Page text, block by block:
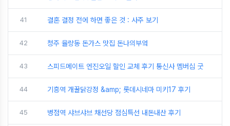
41 결혼 결정 전에 하면 좋은 것 : 사주 보기
42 청주 율량동 돈가스 맛집 돈나의부엌
43 스피드메이트 엔진오일 할인 교체 후기 통신사 멤버십 굿
44 기흥역 개꿀닭강정 &amp; 롯데시네마 미키17 후기
45 병점역 샤브샤브 채선당 점심특선 내돈내산 후기